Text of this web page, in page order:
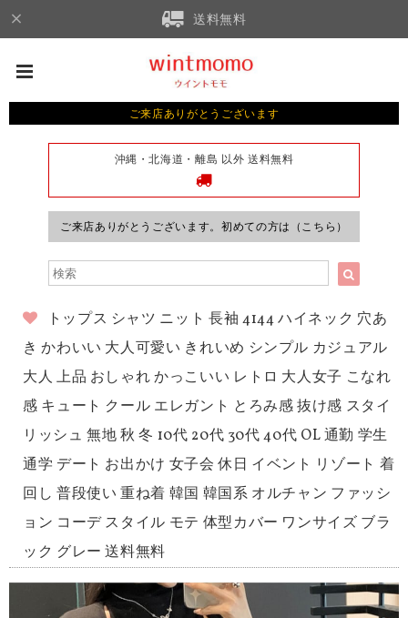
送料無料
ご来店ありがとうございます
沖縄・北海道・離島 以外 送料無料
ご来店ありがとうございます。初めての方は（こちら）
トップス シャツ ニット 長袖 4144 ハイネック 穴あ
き かわいい 大人可愛い きれいめ シンプル カジュアル
大人 上品 おしゃれ かっこいい レトロ 大人女子 こなれ
感 キュート クール エレガント とろみ感 抜け感 スタイ
リッシュ 無地 秋 冬 10代 20代 30代 40代 OL 通勤 学生
通学 デート お出かけ 女子会 休日 イベント リゾート 着
回し 普段使い 重ね着 韓国 韓国系 オルチャン ファッシ
ョン コーデ スタイル モテ 体型カバー ワンサイズ ブラ
ック グレー 送料無料